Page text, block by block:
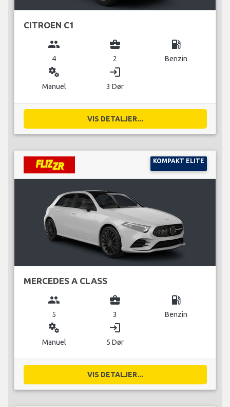
CITROEN C1
group
4
business_center
2
local_gas_station
Benzin
miscellaneous_services
Manuel
login
3 Dør
VIS DETALJER...
KOMPAKT ELITE
MERCEDES A CLASS
group
5
business_center
3
local_gas_station
Benzin
miscellaneous_services
Manuel
login
5 Dør
VIS DETALJER...